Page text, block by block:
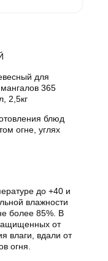
для
365
2,5кг
блюд
огне, углях
до +40 и
влажности
более 85%. В
от
влаги, вдали от
огня.